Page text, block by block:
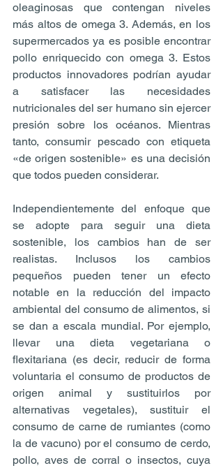
oleaginosas que contengan niveles
más altos de omega 3. Además, en los
supermercados ya es posible encontrar
pollo enriquecido con omega 3. Estos
productos innovadores podrían ayudar
a satisfacer las necesidades
nutricionales del ser humano sin ejercer
presión sobre los océanos. Mientras
tanto, consumir pescado con etiqueta
«de origen sostenible» es una decisión
que todos pueden considerar.
Independientemente del enfoque que
se adopte para seguir una dieta
sostenible, los cambios han de ser
realistas. Inclusos los cambios
pequeños pueden tener un efecto
notable en la reducción del impacto
ambiental del consumo de alimentos, si
se dan a escala mundial. Por ejemplo,
llevar una dieta vegetariana o
flexitariana (es decir, reducir de forma
voluntaria el consumo de productos de
origen animal y sustituirlos por
alternativas vegetales), sustituir el
consumo de carne de rumiantes (como
la de vacuno) por el consumo de cerdo,
pollo, aves de corral o insectos, cuya